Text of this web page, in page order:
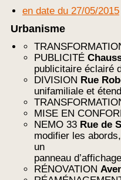
en date du 27/05/2015
Urbanisme
PUBLICITÉ
publicitaire éclairé
DIVISION Rue
unifamiliale et
MISE EN
NEMO 33 Rue de
modifier les
un
panneau
RÉNOVATION